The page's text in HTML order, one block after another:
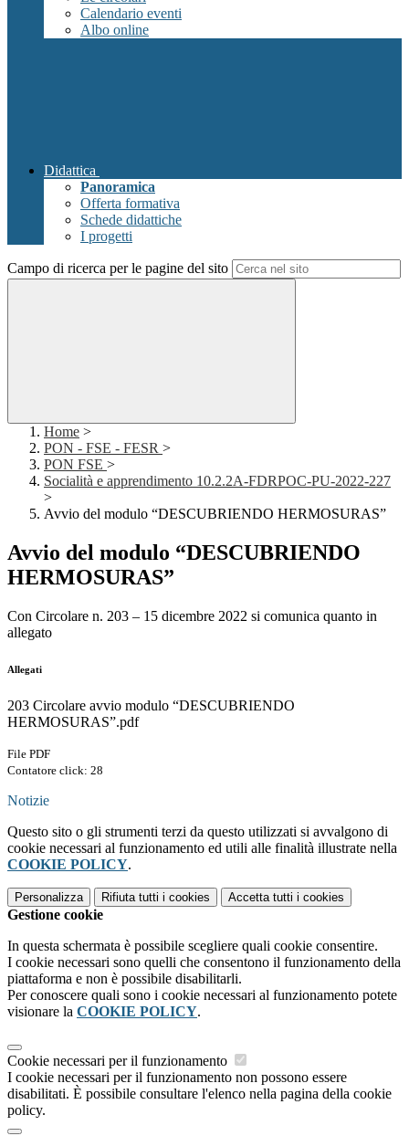
Calendario eventi
Albo online
Didattica
Panoramica
Offerta formativa
Schede didattiche
I progetti
Campo di ricerca per le pagine del sito
Home >
PON - FSE - FESR >
PON FSE >
Socialità e apprendimento 10.2.2A-FDRPOC-PU-2022-227
>
Avvio del modulo “DESCUBRIENDO HERMOSURAS”
Avvio del modulo “DESCUBRIENDO
HERMOSURAS”
Con Circolare n. 203 – 15 dicembre 2022 si comunica quanto in
allegato
Allegati
203 Circolare avvio modulo “DESCUBRIENDO
HERMOSURAS”.pdf
File PDF
Contatore click: 28
Notizie
Questo sito o gli strumenti terzi da questo utilizzati si avvalgono di
cookie necessari al funzionamento ed utili alle finalità illustrate nella
COOKIE POLICY.
Personalizza Rifiuta tutti i cookies Accetta tutti i cookies
Gestione cookie
In questa schermata è possibile scegliere quali cookie consentire.
I cookie necessari sono quelli che consentono il funzionamento della
piattaforma e non è possibile disabilitarli.
Per conoscere quali sono i cookie necessari al funzionamento potete
visionare la COOKIE POLICY.
Cookie necessari per il funzionamento
I cookie necessari per il funzionamento non possono essere
disabilitati. È possibile consultare l'elenco nella pagina della cookie
policy.